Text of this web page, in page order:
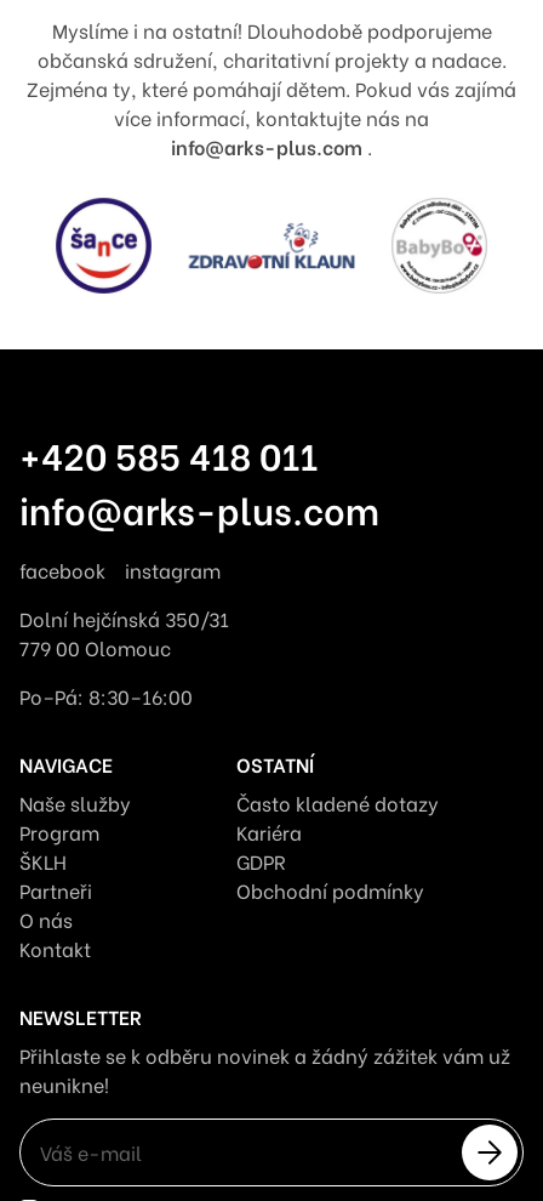
Myslíme i na ostatní! Dlouhodobě podporujeme
občanská sdružení, charitativní projekty a nadace.
Zejména ty, které pomáhají dětem. Pokud vás zajímá
více informací, kontaktujte nás na
info@arks-plus.com .
+420 585 418 011
info@arks-plus.com
facebook
instagram
Dolní hejčínská 350/31
779 00 Olomouc
Po–Pá: 8:30–16:00
NAVIGACE
Naše služby
Program
ŠKLH
Partneři
O nás
Kontakt
OSTATNÍ
Často kladené dotazy
Kariéra
GDPR
Obchodní podmínky
NEWSLETTER
Přihlaste se k odběru novinek a žádný zážitek vám už
neunikne!